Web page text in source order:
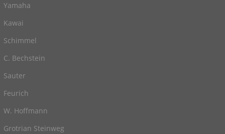
Yamaha
Kawai
Schimmel
C. Bechstein
Sauter
Feurich
W. Hoffmann
Grotrian Steinweg